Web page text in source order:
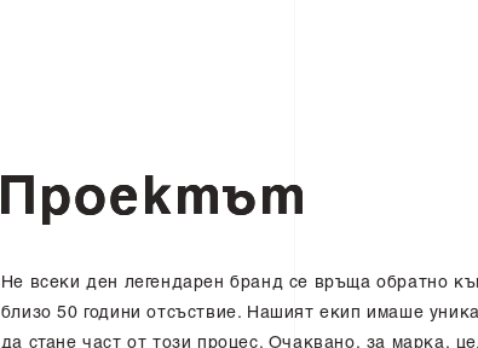
рое ктът
Не всеки ден легендарен бранд се връща обратно
близо 50 години отсъствие. Нашият екип имаше
да стане част от този процес. Очаквано, за марка,